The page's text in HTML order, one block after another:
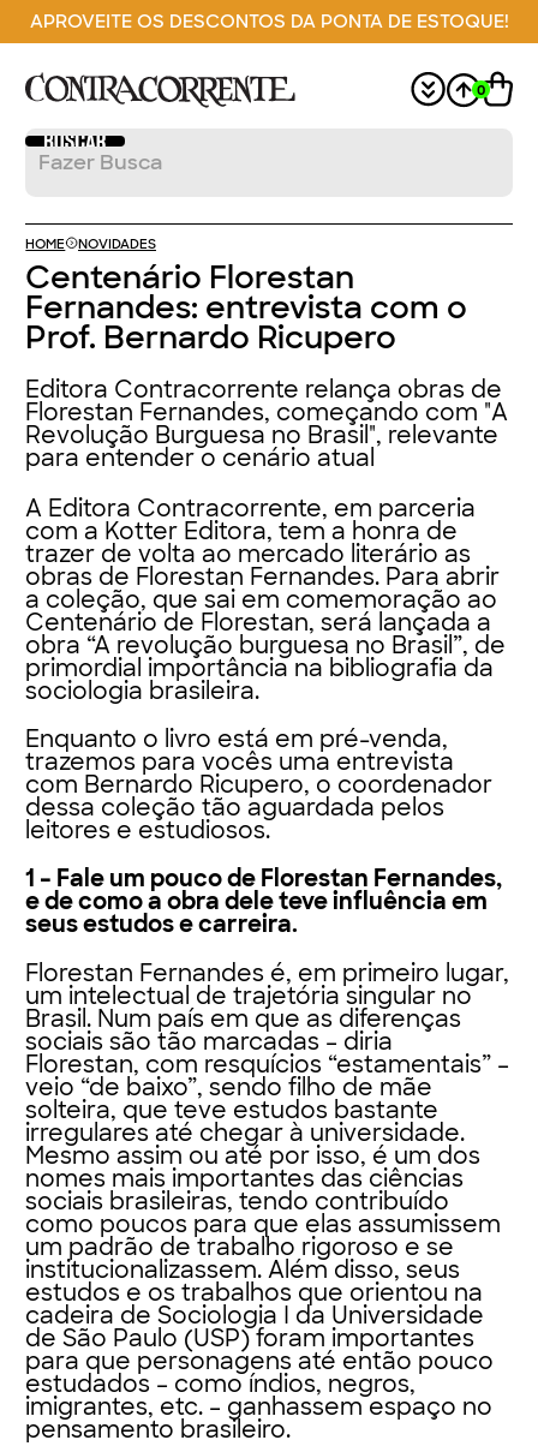
APROVEITE OS DESCONTOS DA PONTA DE ESTOQUE!
0
HOME NOVIDADES
Centenário Florestan
Fernandes: entrevista com o
Prof. Bernardo Ricupero
Editora Contracorrente relança obras de
Florestan Fernandes, começando com "A
Revolução Burguesa no Brasil", relevante
para entender o cenário atual
A Editora Contracorrente, em parceria
com a Kotter Editora, tem a honra de
trazer de volta ao mercado literário as
obras de Florestan Fernandes. Para abrir
a coleção, que sai em comemoração ao
Centenário de Florestan, será lançada a
obra “A revolução burguesa no Brasil”, de
primordial importância na bibliografia da
sociologia brasileira.
Enquanto o livro está em pré-venda,
trazemos para vocês uma entrevista
com Bernardo Ricupero, o coordenador
dessa coleção tão aguardada pelos
leitores e estudiosos.
1 – Fale um pouco de Florestan Fernandes,
e de como a obra dele teve influência em
seus estudos e carreira.
Florestan Fernandes é, em primeiro lugar,
um intelectual de trajetória singular no
Brasil. Num país em que as diferenças
sociais são tão marcadas – diria
Florestan, com resquícios “estamentais” –
veio “de baixo”, sendo filho de mãe
solteira, que teve estudos bastante
irregulares até chegar à universidade.
Mesmo assim ou até por isso, é um dos
nomes mais importantes das ciências
sociais brasileiras, tendo contribuído
como poucos para que elas assumissem
um padrão de trabalho rigoroso e se
institucionalizassem. Além disso, seus
estudos e os trabalhos que orientou na
cadeira de Sociologia I da Universidade
de São Paulo (USP) foram importantes
para que personagens até então pouco
estudados – como índios, negros,
imigrantes, etc. – ganhassem espaço no
pensamento brasileiro.